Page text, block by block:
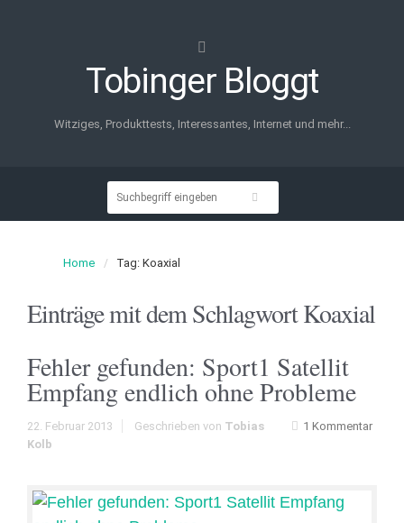
Tobinger Bloggt
Witziges, Produkttests, Interessantes, Internet und mehr...
Home Tag: Koaxial
Einträge mit dem SchlagwortKoaxial
Fehler gefunden: Sport1 Satellit
Empfang endlich ohne Probleme
22. Februar 2013 1 Kommentar
Geschrieben von Tobias
Kolb